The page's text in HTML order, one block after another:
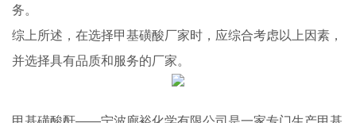
务。
综上所述，在选择甲基磺酸厂家时，应综合考虑以上因素，
并选择具有品质和服务的厂家。